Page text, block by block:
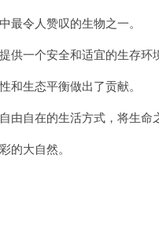
令人赞叹的生物之一。
一个安全和适宜的生存环境
生态平衡做出了贡献。
自在的生活方式，将生命
大自然。